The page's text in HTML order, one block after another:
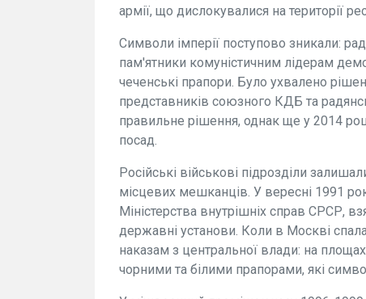
армії, що дислокувалися на території
Символи імперії поступово зникали:
пам'ятники комуністичним лідерам
чеченські прапори. Було ухвалено
представників союзного КДБ та
правильне рішення, однак ще у 2014
посад.
Російські військові підрозділи
місцевих мешканців. У вересні 1991
Міністерства внутрішніх справ СРСР,
державні установи. Коли в Москві
наказам з центральної влади: на
чорними та білими прапорами, які